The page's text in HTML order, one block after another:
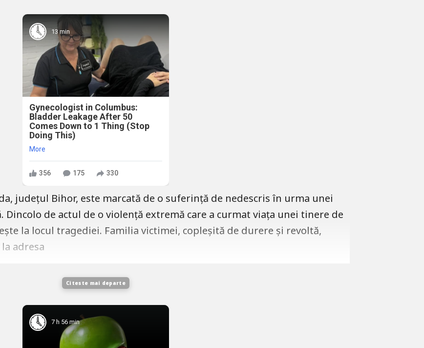
13 min
Gynecologist in Columbus:
Bladder Leakage After 50
Comes Down to 1 Thing (Stop
Doing This)
More
356 175 330
județul Bihor, este marcată de o suferință de nedescris în urma unei
de actul de o violență extremă care a curmat viața unei tinere de
la locul tragediei. Familia victimei, copleșită de durere și revoltă,
adresa
Citeste mai departe
7 h 56 min